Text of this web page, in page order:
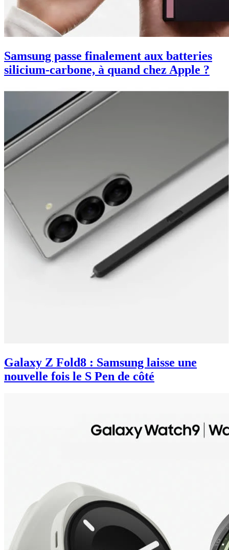
Samsung passe finalement aux batteries
silicium-carbone, à quand chez Apple ?
Galaxy Z Fold8 : Samsung laisse une
nouvelle fois le S Pen de côté